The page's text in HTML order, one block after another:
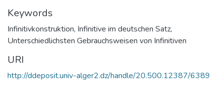
Keywords
Infinitivkonstruktion, Infinitive im deutschen Satz,
Unterschiedlichsten Gebrauchsweisen von Infinitiven
URI
http://ddeposit.univ-alger2.dz/handle/20.500.12387/6389